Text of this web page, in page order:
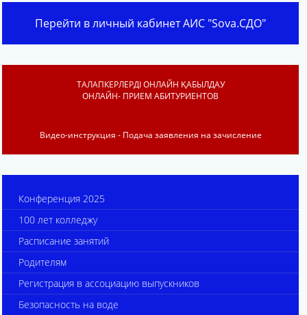
Перейти в личный кабинет АИС "Sova.СДО"
ТАЛАПКЕРЛЕРДІ ОНЛАЙН ҚАБЫЛДАУ
ОНЛАЙН- ПРИЕМ АБИТУРИЕНТОВ
Видео-инструкция - Подача заявления на зачисление
Конференция 2025
100 лет колледжу
Расписание занятий
Родителям
Регистрация в ассоциацию выпускников
Безопасность на воде